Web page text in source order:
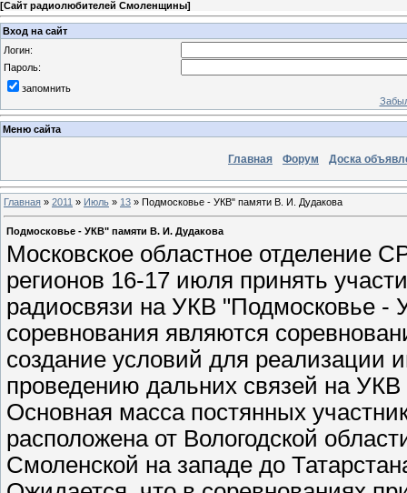
[Сайт радиолюбителей Смоленщины]
Вход на сайт
Логин:
Пароль:
запомнить
Меню сайта
Главная Форум Доска
Главная » 2011 » Июль » 13 » Подмосковье - УКВ" памяти В. И. Дудакова
Подмосковье - УКВ" памяти В. И. Дудакова
Московское областное отделение
регионов 16-17 июля принять
радиосвязи на УКВ "Подмосковье
соревнования являются
создание условий для реализации
проведению дальних связей на
Основная масса постянных
расположена от Вологодской
Смоленской на западе до